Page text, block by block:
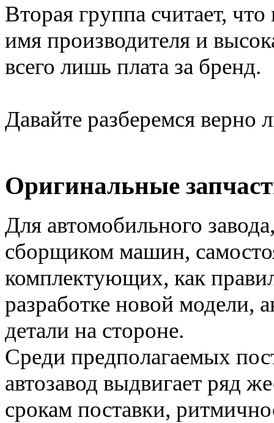
Вторая группа считает,
имя производителя и
всего лишь плата за бренд.
Давайте разберемся
Оригинальные
Для автомобильного
сборщиком машин,
комплектующих, как
разработке новой модели,
детали на стороне.
Среди предполагаемых
автозавод выдвигает ряд
срокам поставки,